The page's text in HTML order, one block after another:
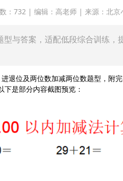
：732 | 编辑：高老师 | 来源：北京
与答案，适配低段综合训练，
位及两位数加减两位数题型，附完
下是部分内容截图预览：